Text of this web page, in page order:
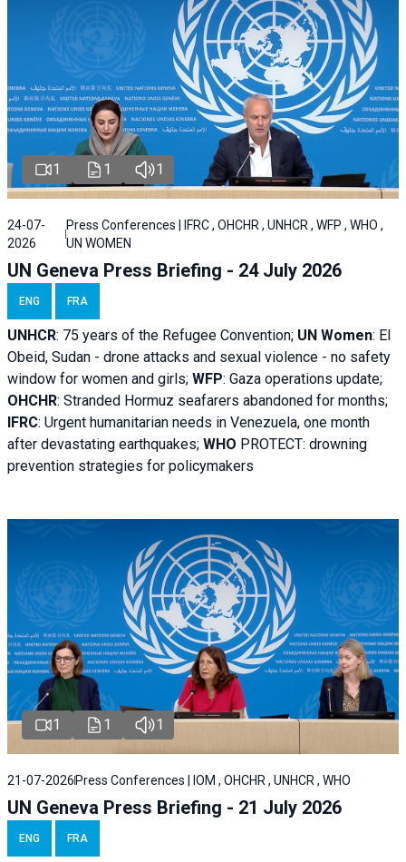
1 1 1
24-07-
2026
Press Conferences | IFRC , OHCHR , UNHCR , WFP , WHO ,
UN WOMEN
UN Geneva Press Briefing - 24 July 2026
ENG FRA
UNHCR: 75 years of the Refugee Convention; UN Women: El
Obeid, Sudan - drone attacks and sexual violence - no safety
window for women and girls; WFP: Gaza operations update;
OHCHR: Stranded Hormuz seafarers abandoned for months;
IFRC: Urgent humanitarian needs in Venezuela, one month
after devastating earthquakes; WHO PROTECT: drowning
prevention strategies for policymakers
1 1 1
21-07-2026 Press Conferences | IOM , OHCHR , UNHCR , WHO
UN Geneva Press Briefing - 21 July 2026
ENG FRA